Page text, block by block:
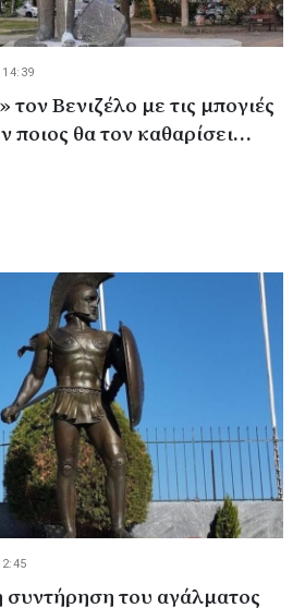
Βενιζέλο με τις μπογιές
ποιος θα τον καθαρίσει…
του αγάλματος